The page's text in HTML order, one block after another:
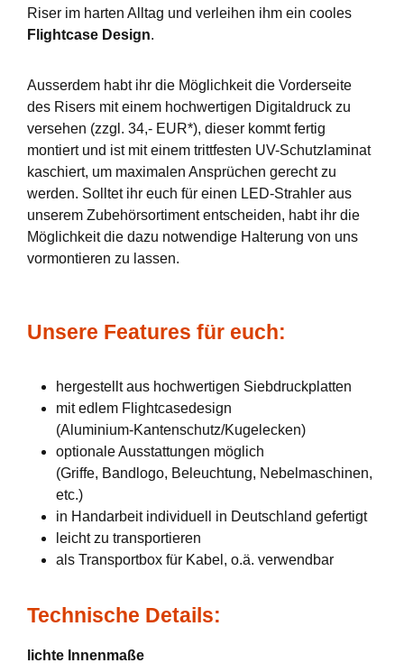
Riser im harten Alltag und verleihen ihm ein cooles
Flightcase Design.
Ausserdem habt ihr die Möglichkeit die Vorderseite
des Risers mit einem hochwertigen Digitaldruck zu
versehen (zzgl. 34,- EUR*), dieser kommt fertig
montiert und ist mit einem trittfesten UV-Schutzlaminat
kaschiert, um maximalen Ansprüchen gerecht zu
werden. Solltet ihr euch für einen LED-Strahler aus
unserem Zubehörsortiment entscheiden, habt ihr die
Möglichkeit die dazu notwendige Halterung von uns
vormontieren zu lassen.
Unsere Features für euch:
hergestellt aus hochwertigen Siebdruckplatten
mit edlem Flightcasedesign
(Aluminium-Kantenschutz/Kugelecken)
optionale Ausstattungen möglich
(Griffe, Bandlogo, Beleuchtung, Nebelmaschinen,
etc.)
in Handarbeit individuell in Deutschland gefertigt
leicht zu transportieren
als Transportbox für Kabel, o.ä. verwendbar
Technische Details:
lichte Innenmaße